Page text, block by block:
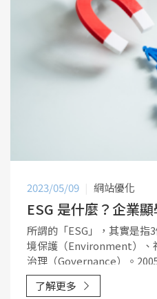
2023/05/09 網站優化
ESG 是什麼？企業顯
所謂的「ESG」，其實是指
境保護（Environment）、
治理（Governance）。
Wins》報告，其內容說到企
業經營的評量標準中。
了解更多